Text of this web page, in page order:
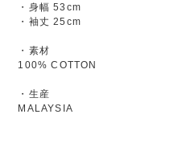
・身幅 53cm
・袖丈 25cm
・素材
100% COTTON
・生産
MALAYSIA